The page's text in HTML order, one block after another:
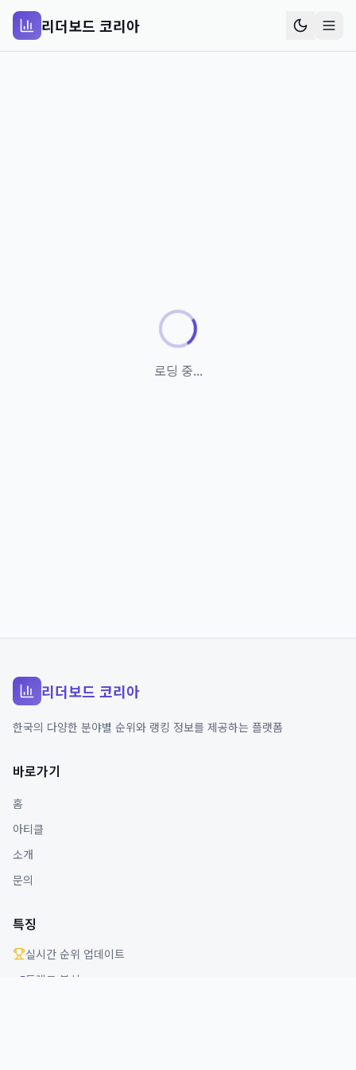
리더보드 코리아
로딩 중...
리더보드 코리아
한국의 다양한 분야별 순위와 랭킹 정보를 제공하는 플랫폼
바로가기
홈
아티클
소개
문의
특징
실시간 순위 업데이트
트렌드 분석